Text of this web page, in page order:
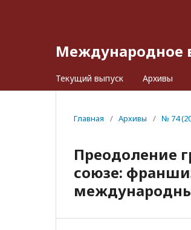
Международное
Текущий выпуск Архивы
Главная / Архивы / № 74
Преодоление
союзе: